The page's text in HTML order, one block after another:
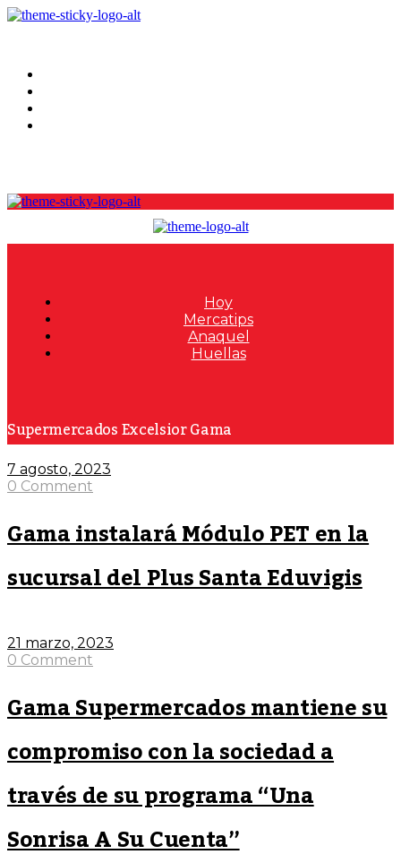
Hoy
Mercatips
Anaquel
Huellas
Supermercados Excelsior Gama
7 agosto, 2023
0 Comment
Gama instalará Módulo PET en la
sucursal del Plus Santa Eduvigis
21 marzo, 2023
0 Comment
Gama Supermercados mantiene su
compromiso con la sociedad a
través de su programa “Una
Sonrisa A Su Cuenta”